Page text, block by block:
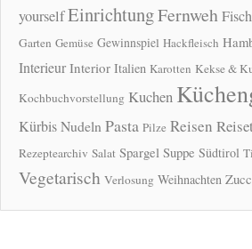
yourselfEinrichtungFernwehFisch
Garten Gemüse Gewinnspiel Hackfleisch
Interieur Interior Italien Karotten Kekse &
Kochbuchvorstellung Kuchen
KürbisNudelnPasta Pilze Reisen
Rezeptearchiv Salat Spargel Suppe Südtirol
Vegetarisch Verlosung Weihnachten